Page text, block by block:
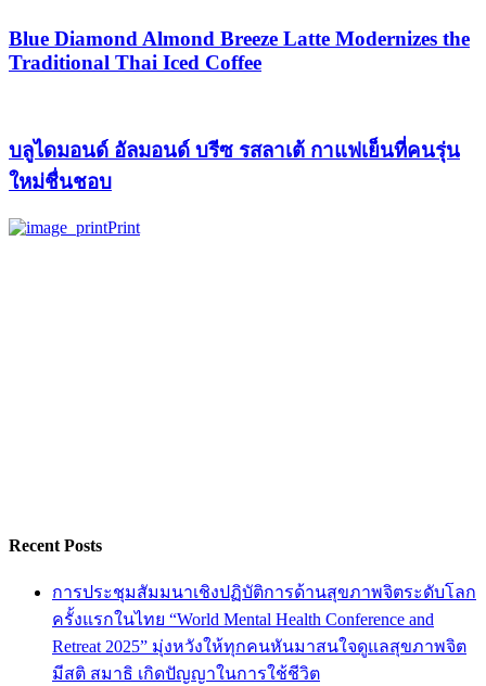
Blue Diamond Almond Breeze Latte Modernizes the
Traditional Thai Iced Coffee
บลูไดมอนด์ อัลมอนด์ บรีซ รสลาเต้ กาแฟเย็นที่คนรุ่น
ใหม่ชื่นชอบ
Print
Recent Posts
การประชุมสัมมนาเชิงปฏิบัติการด้านสุขภาพจิตระดับโลก
ครั้งแรกในไทย “World Mental Health Conference and
Retreat 2025” มุ่งหวังให้ทุกคนหันมาสนใจดูแลสุขภาพจิต
มีสติ สมาธิ เกิดปัญญาในการใช้ชีวิต